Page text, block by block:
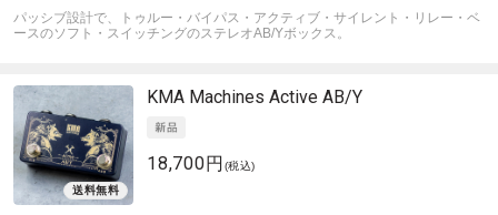
パッシブ設計で、トゥルー・バイパス・アクティブ・サイレント・リレー・ベ
ースのソフト・スイッチングのステレオAB/Yボックス。
KMA Machines Active AB/Y
18,700円 (税込)